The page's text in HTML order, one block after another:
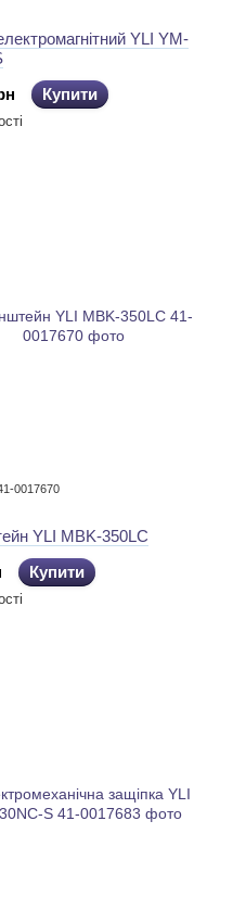
YLI YM-
Купити
0017670
YLI MBK-350LC
Купити